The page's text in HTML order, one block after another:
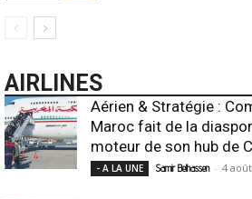
AIRLINES
Aérien & Stratégie :
Maroc fait de la
moteur de son hub de
- A LA UNE Samir Belhassen - 4